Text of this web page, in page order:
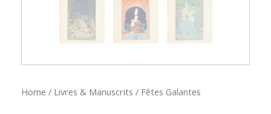
Home / Livres & Manuscrits / Fêtes Galantes